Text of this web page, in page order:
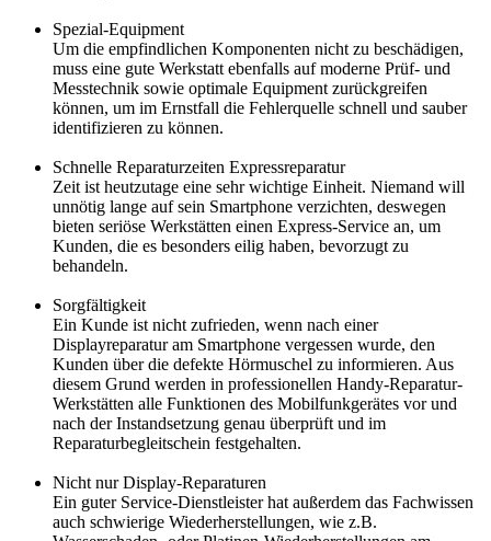
Spezial-Equipment
Um die empfindlichen Komponenten nicht zu beschädigen,
muss eine gute Werkstatt ebenfalls auf moderne Prüf- und
Messtechnik sowie optimale Equipment zurückgreifen
können, um im Ernstfall die Fehlerquelle schnell und sauber
identifizieren zu können.
Schnelle Reparaturzeiten Expressreparatur
Zeit ist heutzutage eine sehr wichtige Einheit. Niemand will
unnötig lange auf sein Smartphone verzichten, deswegen
bieten seriöse Werkstätten einen Express-Service an, um
Kunden, die es besonders eilig haben, bevorzugt zu
behandeln.
Sorgfältigkeit
Ein Kunde ist nicht zufrieden, wenn nach einer
Displayreparatur am Smartphone vergessen wurde, den
Kunden über die defekte Hörmuschel zu informieren. Aus
diesem Grund werden in professionellen Handy-Reparatur-
Werkstätten alle Funktionen des Mobilfunkgerätes vor und
nach der Instandsetzung genau überprüft und im
Reparaturbegleitschein festgehalten.
Nicht nur Display-Reparaturen
Ein guter Service-Dienstleister hat außerdem das Fachwissen
auch schwierige Wiederherstellungen, wie z.B.